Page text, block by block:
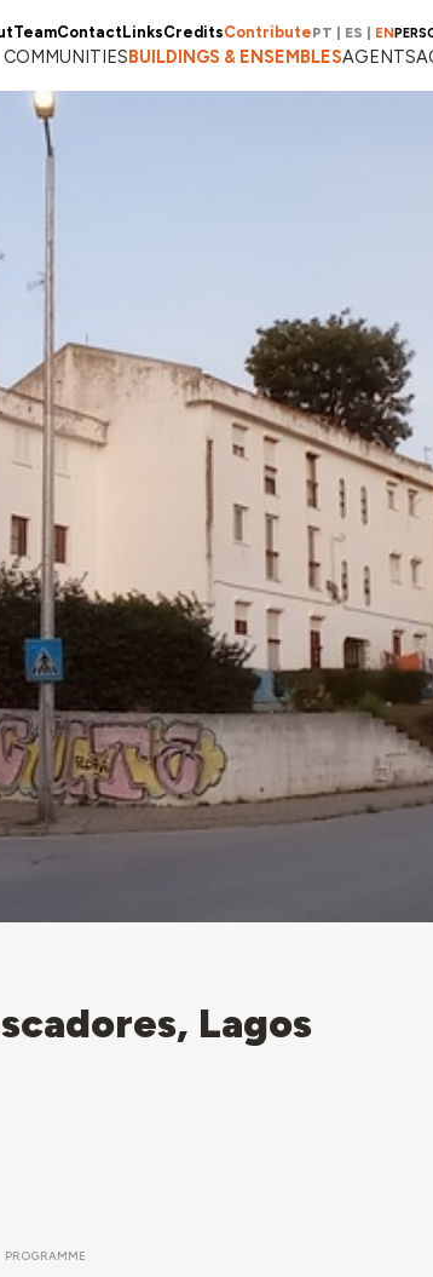
TeamContactLinksCreditsContributePT ES EN
COMMUNITIESBUILDINGS & ENSEMBLESAGENTS
Lagos
PROGRAMME